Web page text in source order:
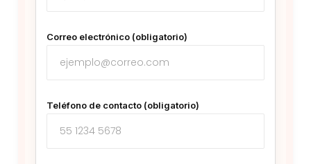
Correo electrónico (obligatorio)
Teléfono de contacto (obligatorio)